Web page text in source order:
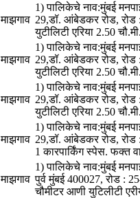
माझगाव
1) पालिकेचे नाव:मुंबई
29,डॉ. आंबेडकर रोड, रोड :
युटीलिटी एरिया 2.50
माझगाव
1) पालिकेचे नाव:मुंबई
29,डॉ. आंबेडकर रोड, रोड :
युटीलिटी एरिया 2.50
माझगाव
1) पालिकेचे नाव:मुंबई
29,डॉ. आंबेडकर रोड, रोड :
युटीलिटी एरिया 2.50
माझगाव
1) पालिकेचे नाव:मुंबई
29,डॉ. आंबेडकर रोड, रोड
1 कारपार्किंग स्पेस. फक्त
माझगाव
1) पालिकेचे नाव:मुंबई
पुर्व मुंबई 400027, रोड :
चौमीटर आणी युटिलीटी